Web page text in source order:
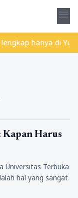
menu
hanya di
Kapan Harus
Universitas Terbuka
hal yang sangat